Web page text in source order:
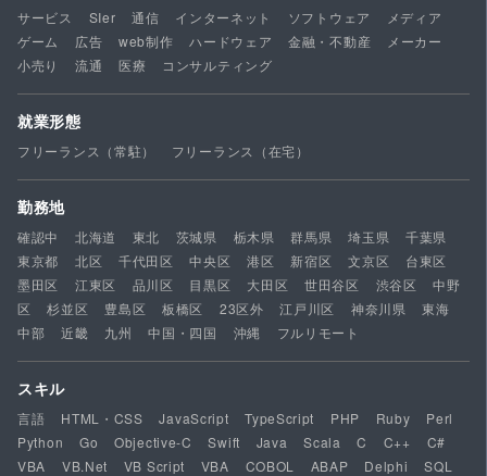
サービス SIer 通信 インターネット ソフトウェア
メディア
ゲーム
広告 web制作 ハードウェア 金融・不動産
メーカー
小売り
流通 医療 コンサルティング
就業形態
フリーランス（常駐） フリーランス（在宅）
勤務地
確認中 北海道 東北 茨城県 栃木県 群馬県 埼玉県
千葉県
東京都
北区 千代田区 中央区 港区 新宿区 文京区
台東区
墨田区
江東区 品川区 目黒区 大田区 世田谷区 渋谷区
中野
区
杉並区 豊島区 板橋区 23区外 江戸川区 神奈川県
東海
中部
近畿 九州 中国・四国 沖縄 フルリモート
スキル
言語 HTML・CSS JavaScript TypeScript PHP Ruby
Perl
Python
Go Objective-C Swift Java Scala C C++
C#
VBA
VB.Net VB Script VBA COBOL ABAP Delphi
SQL